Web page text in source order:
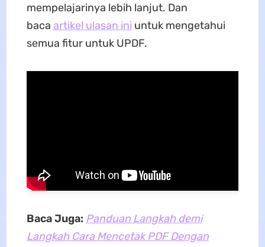
mempelajarinya lebih lanjut. Dan
baca artikel ulasan ini untuk mengetahui
semua fitur untuk UPDF.
Baca Juga: Panduan Langkah demi
Langkah Cara Mencetak PDF Dengan